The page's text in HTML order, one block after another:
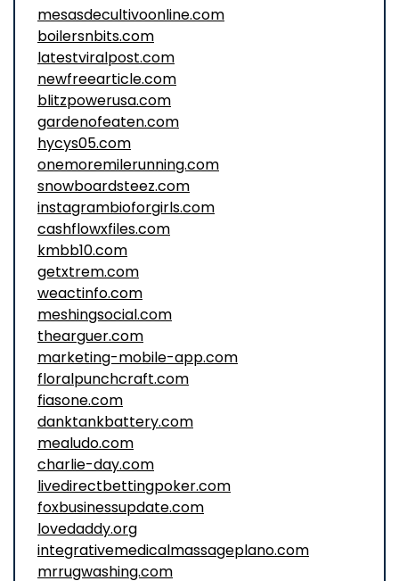
mesasdecultivoonline.com
boilersnbits.com
latestviralpost.com
newfreearticle.com
blitzpowerusa.com
gardenofeaten.com
hycys05.com
onemoremilerunning.com
snowboardsteez.com
instagrambioforgirls.com
cashflowxfiles.com
kmbb10.com
getxtrem.com
weactinfo.com
meshingsocial.com
thearguer.com
marketing-mobile-app.com
floralpunchcraft.com
fiasone.com
danktankbattery.com
mealudo.com
charlie-day.com
livedirectbettingpoker.com
foxbusinessupdate.com
lovedaddy.org
integrativemedicalmassageplano.com
mrrugwashing.com